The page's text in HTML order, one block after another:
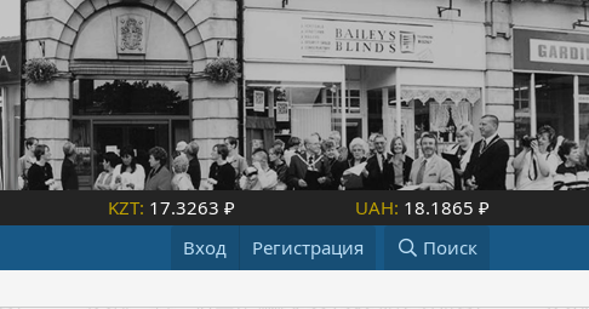
KZT: 17.3263 ₽ UAH: 18.1865 ₽
Вход Регистрация Поиск